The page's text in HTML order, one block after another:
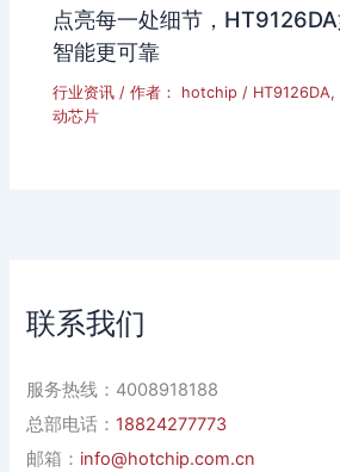
点亮每一处细节，
智能更可靠
行业资讯 / 作者： hotchip/ HT9126DA,
动芯片
联系我们
服务热线：4008918188
总部电话：18824277773
邮箱： info@hotchip.com.cn